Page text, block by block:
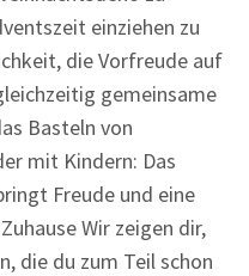
einziehen zu
die Vorfreude auf
gemeinsame
Basteln von
mit Kindern: Das
Freude und eine
Wir zeigen dir,
die du zum Teil schon